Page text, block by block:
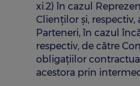
xi.2) în cazul
Clienților și,
Parteneri, în cazul
respectiv, de către
obligațiilor
acestora prin